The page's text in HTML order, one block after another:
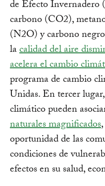
de Efecto
carbono (CO2),
(N2O) y carbono
lacalidad del aire
acelera el cambio
programa de cambio
Unidas. En tercer
climático pueden
naturales magnificados
oportunidad de las
condiciones de
efectos en su salud,